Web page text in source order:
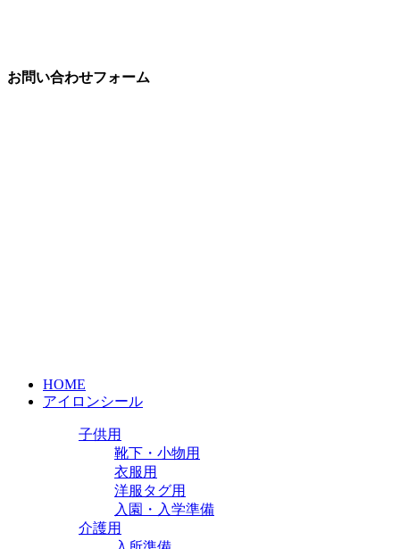
お問い合わせフォーム
HOME
アイロンシール
子供用
靴下・小物用
衣服用
洋服タグ用
入園・入学準備
介護用